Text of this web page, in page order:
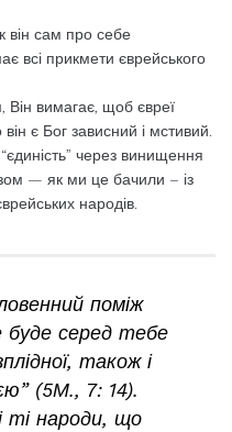
він сам про себе
всі прикмети єврейського
Він вимагає, щоб євреї
є Бог зависний і мстивий.
через винищення
— як ми це бачили – із
народів.
поміж
буде серед тебе
також і
(5М., 7: 14).
ті народи, що